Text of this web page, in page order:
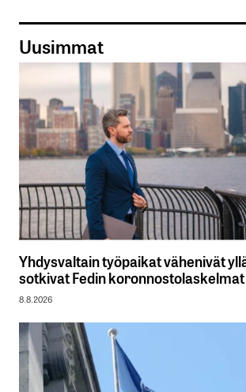
Uusimmat
Yhdysvaltain työpaikat vähenivät
sotkivat Fedin koronnostolaskelmat
8.8.2026